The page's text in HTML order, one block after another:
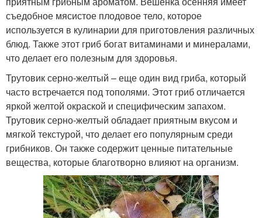
съедобное мясистое плодовое тело, которое
используется в кулинарии для приготовления различных
блюд. Также этот гриб богат витаминами и минералами,
что делает его полезным для здоровья.
Трутовик серно-желтый – еще один вид гриба, который
часто встречается под тополями. Этот гриб отличается
яркой желтой окраской и специфическим запахом.
Трутовик серно-желтый обладает приятным вкусом и
мягкой текстурой, что делает его популярным среди
грибников. Он также содержит ценные питательные
вещества, которые благотворно влияют на организм.